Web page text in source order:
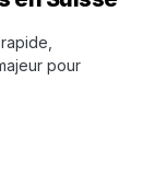
pour